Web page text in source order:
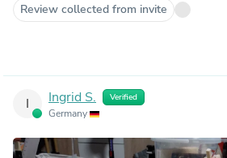
Review collected from invite
I Ingrid S. Verified
Germany